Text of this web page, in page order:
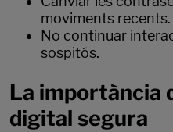
moviments recents.
No continuar
sospitós.
La importància
digital segura